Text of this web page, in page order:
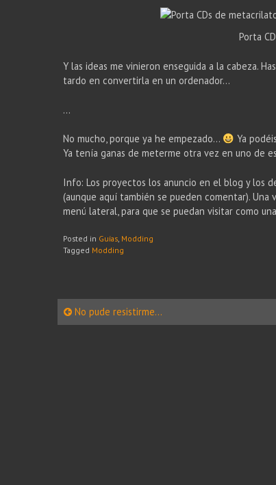
Porta
Y las ideas me vinieron enseguida a la cabeza.
tardo en convertirla en un ordenador…
…
No mucho, porque ya he empezado… Ya
Ya tenía ganas de meterme otra vez en uno de
Info: Los proyectos los anuncio en el blog y los
(aunque aquí también se pueden comentar).
menú lateral, para que se puedan visitar como
Posted in Guías, Modding
Tagged Modding
Post
No pude resistirme…